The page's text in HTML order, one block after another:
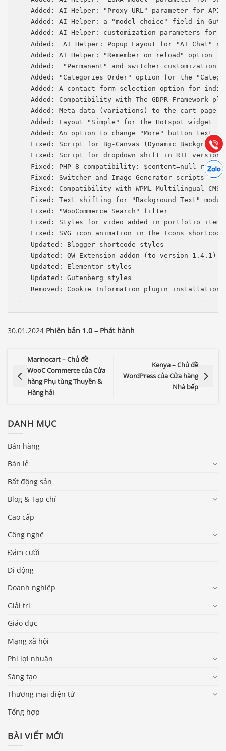
Added: AI Helper: "Proxy URL" parameter for
Added: AI Helper: a "model choice" field in
Added: AI Helper: customization parameters for
Added:  AI Helper: Popup Layout for "AI Chat"
Added: AI Helper: "Remember on reload" option
Added:  "Permanent" and switcher customization
Added: "Categories Order" option for the
Added: A contact form selection option for
Added: Compatibility with The GDPR Framework
Added: Meta data (variations) to the cart page
Added: Layout "Simple" for the Hotspot widget
Added: An option to change "More" button text
Fixed: Script for Bg-Canvas (Dynamic
Fixed: Script for dropdown shift in RTL version
Fixed: PHP 8 compatibility: $content=null
Fixed: Switcher and Image Generator scripts
Fixed: Compatibility with WPML Multilingual
Fixed: Text shifting for "Background Text"
Fixed: "WooCommerce Search" filter
Fixed: Styles for video added in portfolio items
Fixed: SVG icon animation in the Icons shortcode
Updated: Blogger shortcode styles
Updated: QW Extension addon (to version 1.4.1)
Updated: Elementor styles
Updated: Gutenberg styles
Removed: Cookie Information plugin installation
30.01.2024 Phiên bản 1.0 – Phát hành
Marinocart – Chủ đề
WooC Commerce của Cửa
hàng Phụ tùng Thuyền &
Hàng hải
Kenya – Chủ đề
WordPress của Cửa hàng
Nhà bếp
DANH MỤC
Bán hàng
Bán lẻ
Bất động sản
Blog & Tạp chí
Cao cấp
Công nghệ
Đám cưới
Di động
Doanh nghiệp
Giải trí
Giáo dục
Mạng xã hội
Phi lợi nhuận
Sáng tạo
Thương mại điện tử
Tổng hợp
BÀI VIẾT MỚI
Gọi
Báo giá & Đặt hàng:
0903.976.769
Hướng dẫn & Hỗ trợ:
(028) 22.166.144
Chát
Tư vấn
Hợp tác